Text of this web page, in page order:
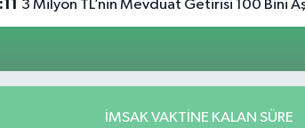
3 Milyon TL’nin Mevduat Getirisi 100 Bini
İMSAK VAKTINE KALAN SÜRE